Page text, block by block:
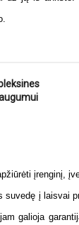
įrenginį,
suvedę į laisvai
galioja